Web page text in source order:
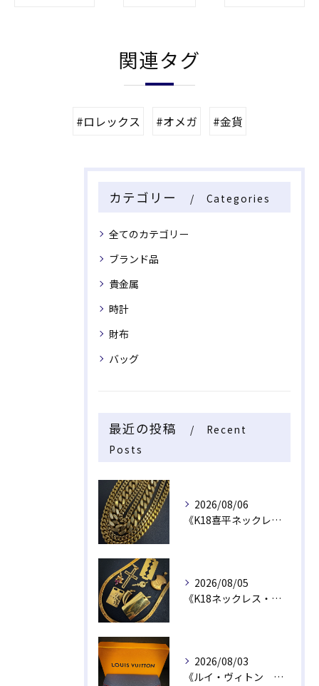
関連タグ
#ロレックス #オメガ #金貨
カテゴリー Categories
全てのカテゴリー
ブランド品
貴金属
時計
財布
バッグ
最近の投稿
Recent
Posts
2026/08/06
《K18喜平ネックレス・ブレスレット》
2026/08/05
《K18ネックレス・トップ》
2026/08/03
《ルイ・ヴィトン 長財布》